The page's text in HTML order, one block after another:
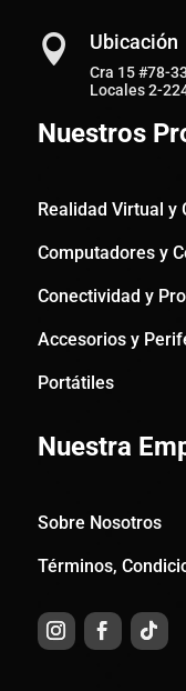
 Ubicación
Cra 15 #78-
Locales 2-
Nuestros
Realidad Virtual y
Computadores y
Conectividad y
Accesorios y
Portátiles
Nuestra
Sobre Nosotros
Términos,